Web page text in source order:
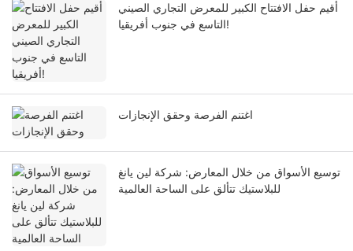
أقيم حفل الافتتاح الكبير للمعرض التجاري الصيني
التاسع في جنوب أفريقيا!
اغتنم الفرصة وحقق الإنجازات
توسيع الأسواق من خلال المعارض: شركة لين يانغ
للبلاستيك تتألق على الساحة العالمية